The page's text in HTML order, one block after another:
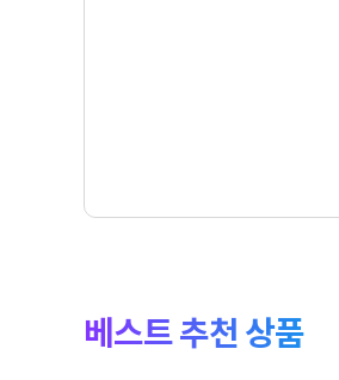
베스트 추천 상품